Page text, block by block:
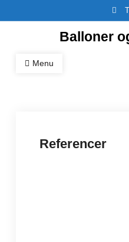
to
Balloner
Menu
Referencer